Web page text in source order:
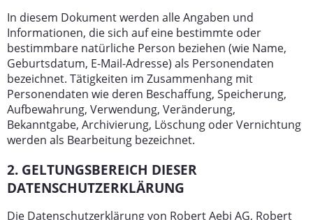
Kontakt
AGB
In diesem Dokument werden alle Angaben und
Informationen, die sich auf eine bestimmte oder
bestimmbare natürliche Person beziehen (wie Name,
Geburtsdatum, E-Mail-Adresse) als Personendaten
bezeichnet. Tätigkeiten im Zusammenhang mit
Personendaten wie deren Beschaffung, Speicherung,
Aufbewahrung, Verwendung, Veränderung,
Bekanntgabe, Archivierung, Löschung oder Vernichtung
werden als Bearbeitung bezeichnet.
2. GELTUNGSBEREICH DIESER
DATENSCHUTZERKLÄRUNG
Die Datenschutzerklärung von Robert Aebi AG, Robert